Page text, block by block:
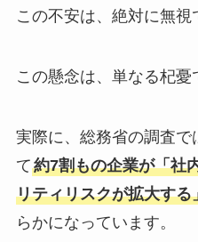
この不安は、絶対に無視
この懸念は、単なる杞憂
実際に、総務省の調査で
て約7割もの企業が「社
リティリスクが拡大する
らかになっています。